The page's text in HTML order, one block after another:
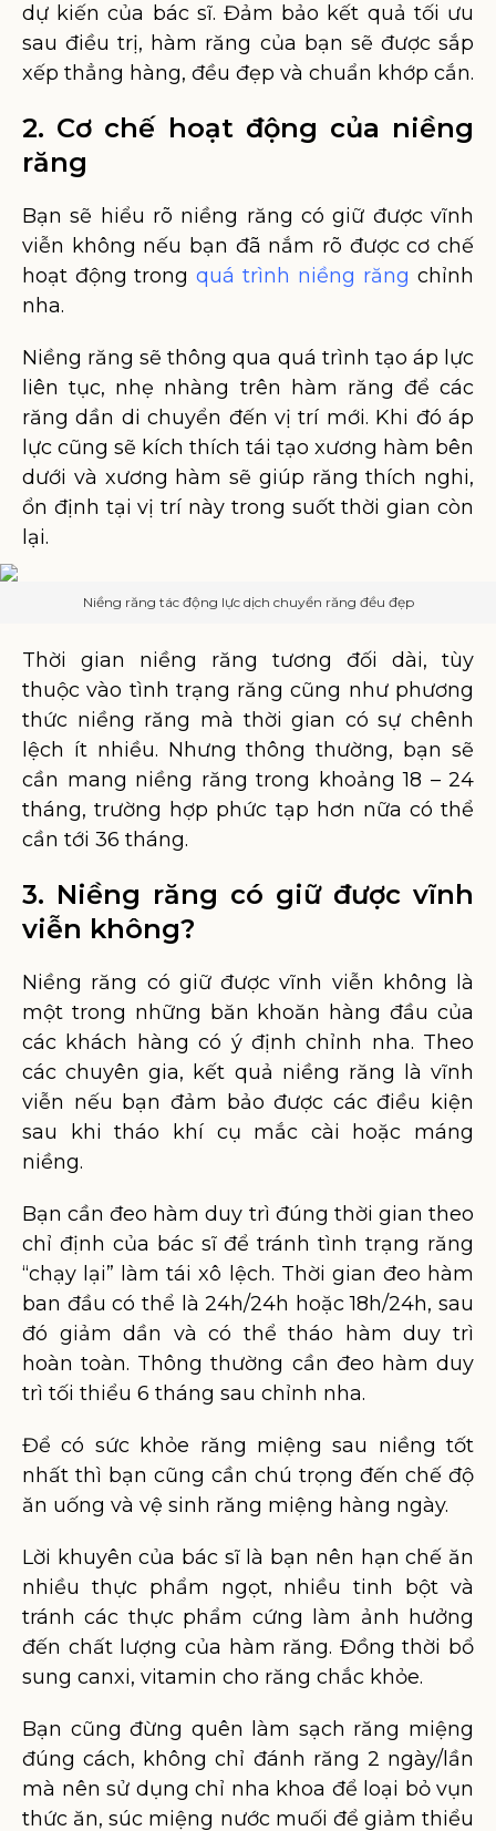
dự kiến của bác sĩ. Đảm bảo kết quả tối ưu
sau điều trị, hàm răng của bạn sẽ được sắp
xếp thẳng hàng, đều đẹp và chuẩn khớp cắn.
2. Cơ chế hoạt động của niềng
răng
Bạn sẽ hiểu rõ niềng răng có giữ được vĩnh
viễn không nếu bạn đã nắm rõ được cơ chế
hoạt động trong quá trình niềng răng chỉnh
nha.
Niềng răng sẽ thông qua quá trình tạo áp lực
liên tục, nhẹ nhàng trên hàm răng để các
răng dần di chuyển đến vị trí mới. Khi đó áp
lực cũng sẽ kích thích tái tạo xương hàm bên
dưới và xương hàm sẽ giúp răng thích nghi,
ổn định tại vị trí này trong suốt thời gian còn
lại.
Niềng răng tác động lực dịch chuyển răng đều đẹp
Thời gian niềng răng tương đối dài, tùy
thuộc vào tình trạng răng cũng như phương
thức niềng răng mà thời gian có sự chênh
lệch ít nhiều. Nhưng thông thường, bạn sẽ
cần mang niềng răng trong khoảng 18 – 24
tháng, trường hợp phức tạp hơn nữa có thể
cần tới 36 tháng.
3. Niềng răng có giữ được vĩnh
viễn không?
Niềng răng có giữ được vĩnh viễn không là
một trong những băn khoăn hàng đầu của
các khách hàng có ý định chỉnh nha. Theo
các chuyên gia, kết quả niềng răng là vĩnh
viễn nếu bạn đảm bảo được các điều kiện
sau khi tháo khí cụ mắc cài hoặc máng
niềng.
Bạn cần đeo hàm duy trì đúng thời gian theo
chỉ định của bác sĩ để tránh tình trạng răng
“chạy lại” làm tái xô lệch. Thời gian đeo hàm
ban đầu có thể là 24h/24h hoặc 18h/24h, sau
đó giảm dần và có thể tháo hàm duy trì
hoàn toàn. Thông thường cần đeo hàm duy
trì tối thiểu 6 tháng sau chỉnh nha.
Để có sức khỏe răng miệng sau niềng tốt
nhất thì bạn cũng cần chú trọng đến chế độ
ăn uống và vệ sinh răng miệng hàng ngày.
Lời khuyên của bác sĩ là bạn nên hạn chế ăn
nhiều thực phẩm ngọt, nhiều tinh bột và
tránh các thực phẩm cứng làm ảnh hưởng
đến chất lượng của hàm răng. Đồng thời bổ
sung canxi, vitamin cho răng chắc khỏe.
Bạn cũng đừng quên làm sạch răng miệng
đúng cách, không chỉ đánh răng 2 ngày/lần
mà nên sử dụng chỉ nha khoa để loại bỏ vụn
thức ăn, súc miệng nước muối để giảm thiểu